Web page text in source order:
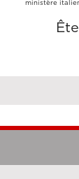
Luzi Enterprise
ministère